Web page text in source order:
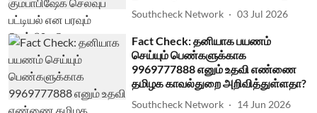
Southcheck Network 03 Jul 2026
Fact Check: தனியாக பயணம்
செய்யும் பெண்களுக்காக
9969777888 எனும் உதவி எண்ணை
தமிழக காவல்துறை அறிவித்துள்ளதா?
Southcheck Network 14 Jun 2026